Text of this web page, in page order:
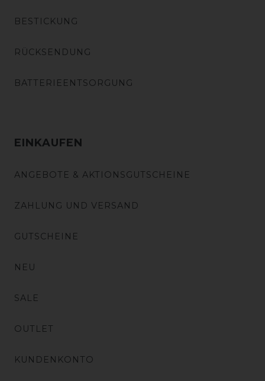
BESTICKUNG
RÜCKSENDUNG
BATTERIEENTSORGUNG
EINKAUFEN
ANGEBOTE & AKTIONSGUTSCHEINE
ZAHLUNG UND VERSAND
GUTSCHEINE
NEU
SALE
OUTLET
KUNDENKONTO